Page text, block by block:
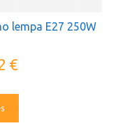
lempa E27 250W
€